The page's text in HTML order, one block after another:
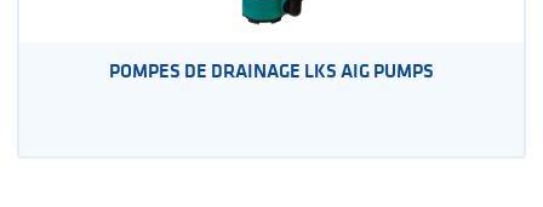
POMPES DE DRAINAGE LKS AIG PUMPS